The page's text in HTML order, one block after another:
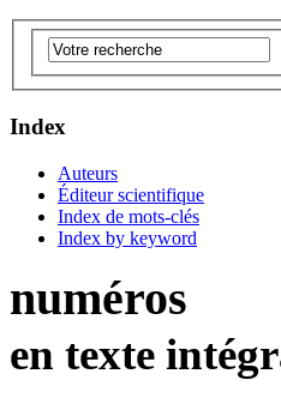
Index
Auteurs
Éditeur scientifique
Index de mots-clés
Index by keyword
numéros
en texte